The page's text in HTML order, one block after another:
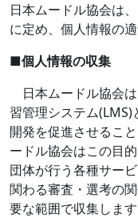
日本ムードル協会は
に定め、個人情報の
■個人情報の収集
日本ムードル協会
習管理システム(LMS)
開発を促進させるこ
ードル協会はこの目
団体が行う各種サー
関わる審査・選考の
要な範囲で収集しま